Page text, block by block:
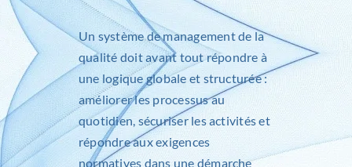
Un système de management de la
qualité doit avant tout répondre à
une logique globale et structurée :
améliorer les processus au
quotidien, sécuriser les activités et
répondre aux exigences
normatives dans une démarche